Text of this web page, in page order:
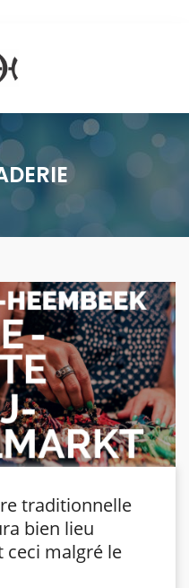
traditionnelle
bien lieu
ceci malgré le